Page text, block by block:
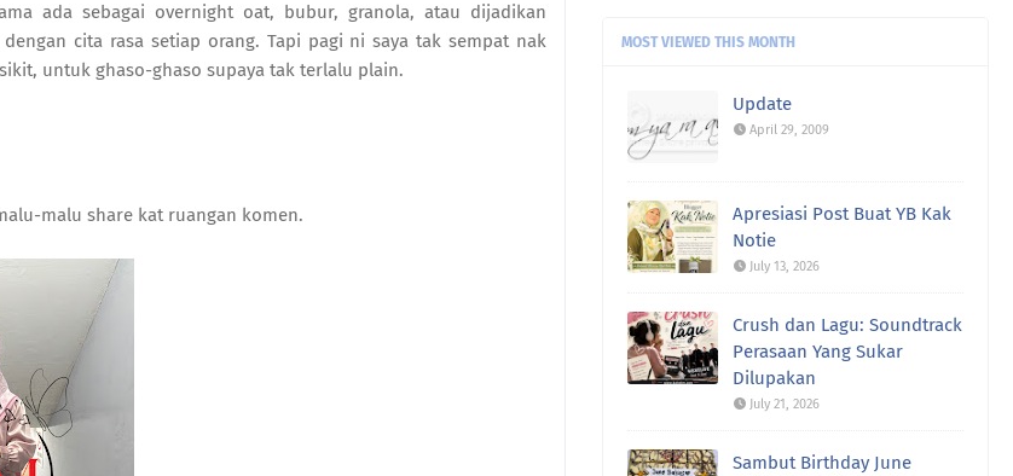
ada sebagai overnight oat, bubur, granola, atau dijadikan
cita rasa setiap orang. Tapi pagi ni saya tak sempat nak
untuk ghaso-ghaso supaya tak terlalu plain.
malu share kat ruangan komen.
fanny Nila (dcatqueen.com):
banyaaaaaaak kalau ini 🤣🤣🤣.
Masing2 lagu ber ...
fanny Nila (dcatqueen.com): Duuuuh
saya rindu makan mi Kolok 😍😍.
Belum bisa2 ...
MOST VIEWED THIS MONTH
Update
April 29, 2009
Apresiasi Post Buat YB Kak
Notie
July 13, 2026
Crush dan Lagu: Soundtrack
Perasaan Yang Sukar
Dilupakan
July 21, 2026
Sambut Birthday June